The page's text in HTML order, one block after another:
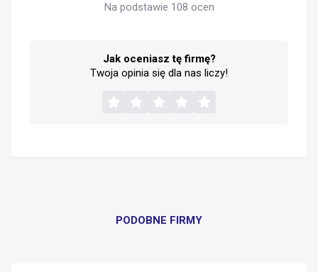
Na podstawie 108 ocen
Jak oceniasz tę firmę?
Twoja opinia się dla nas liczy!
PODOBNE FIRMY